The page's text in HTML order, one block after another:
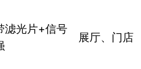
滤光片+信号
展厅、门店